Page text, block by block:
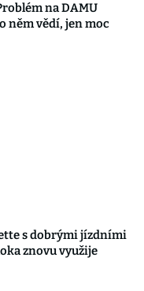
na DAMU
něm vědí, jen moc
s dobrými jízdními
znovu využije